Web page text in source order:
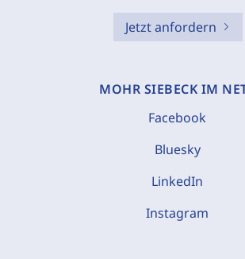
Jetzt anfordern
MOHR SIEBECK IM
Facebook
Bluesky
LinkedIn
Instagram